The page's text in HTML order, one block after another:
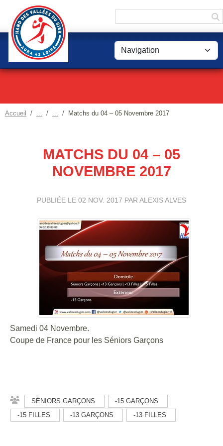
Accueil Matchs du 04 – 05 Novembre 2017
MATCHS DU 04 – 05
NOVEMBRE 2017
PUBLIÉE LE 02 NOV. 2017 PAR ALEXIS ALVES
Samedi 04 Novembre.
Coupe de France pour les Séniors Garçons
SÉNIORS GARÇONS
-15 GARÇONS
-15 FILLES
-13 GARÇONS -13 FILLES
Panneau de gestion des cookies